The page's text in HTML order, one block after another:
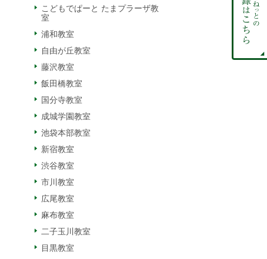
こどもでぱーと たまプラーザ教
室
浦和教室
自由が丘教室
藤沢教室
飯田橋教室
国分寺教室
成城学園教室
池袋本部教室
新宿教室
渋谷教室
市川教室
広尾教室
麻布教室
二子玉川教室
目黒教室